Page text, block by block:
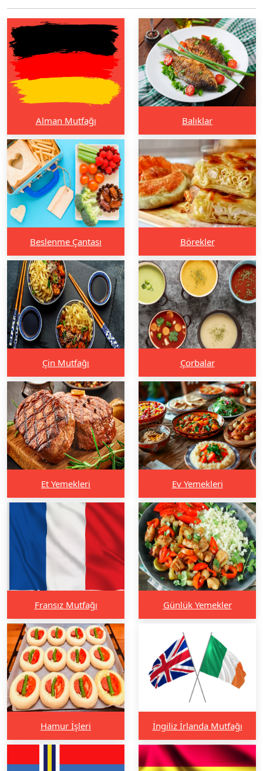
Alman Mutfağı Balıklar
Beslenme Çantası Börekler
Çin Mutfağı Çorbalar
Et Yemekleri Ev Yemekleri
Fransız Mutfağı Günlük Yemekler
Hamur İşleri İngiliz İrlanda Mutfağı